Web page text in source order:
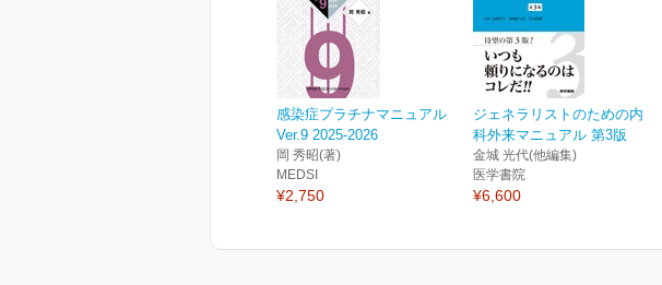
感染症プラチナマニュアル
Ver.9 2025-2026
岡 秀昭(著)
MEDSI
¥2,750
ジェネラリストのための内
科外来マニュアル 第3版
金城 光代(他編集)
医学書院
¥6,600